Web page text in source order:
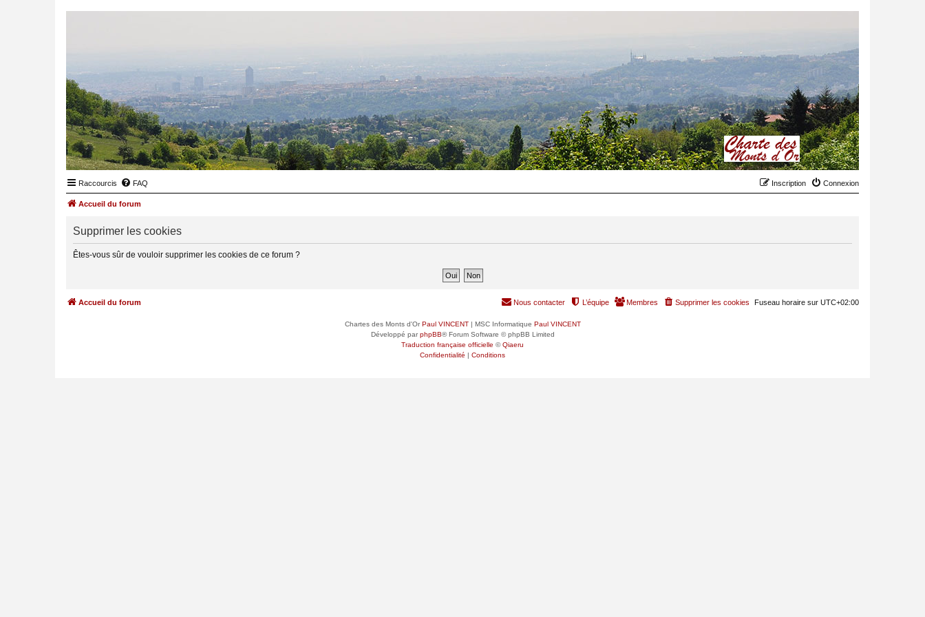
Raccourcis FAQ Connexion
Inscription
Accueil du forum
Supprimer les cookies
Êtes-vous sûr de vouloir supprimer les cookies de ce forum ?
Accueil du forum Fuseau horaire sur UTC+02:00
Supprimer les cookies
Membres
L’équipe
Nous contacter
Chartes des Monts d'OrPaul VINCENT| MSC Informatique Paul VINCENT
Développé parphpBB® Forum Software © phpBB Limited
Traduction française officielle ©Qiaeru
Confidentialité | Conditions